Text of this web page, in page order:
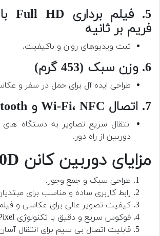
فریم بر ثانیه
ثبت ویدیوهای روان و باکیفیت.
6. وزن سبک (453 گرم)
طراحی ایده آل برای حمل در سفر و
7. اتصال Wi-Fi، NFC و Bluetooth
انتقال سریع تصاویر به دستگاه
دوربین از راه دور.
مزایای دوربین کانن 200D
طراحی سبک و جمع وجور.
رابط کاربری ساده و مناسب برای
کیفیت تصویر عالی برای عکاسی و فیلم
فوکوس سریع و دقیق با تکنولوژی Dual Pixel.
قابلیت اتصال بی سیم برای انتقال